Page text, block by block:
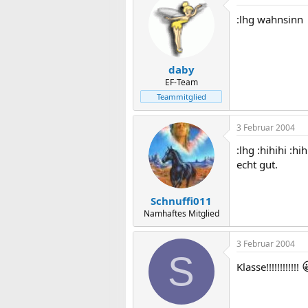
daby
EF-Team
Teammitglied
:lhg wahnsinn
Schnuffi011
Namhaftes Mitglied
3 Februar 2004
:lhg :hihihi
echt gut.
S
3 Februar 2004
Klasse!!!!!!!!!!!!